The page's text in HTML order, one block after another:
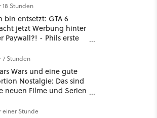
18 Stunden
bin entsetzt: GTA 6
jetzt Werbung hinter
Paywall?! - Phils erste
7 Stunden
Wars und eine gute
Nostalgie: Das sind
neuen Filme und Serien
einer Stunde